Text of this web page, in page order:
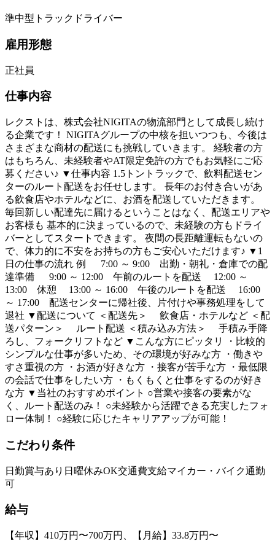
準中型トラックドライバー
雇用形態
正社員
仕事内容
レクストは、株式会社NIGITAの物流部門として成長し続け
る企業です！ NIGITAグループの中核を担いつつも、今後は
さまざまな商材の配送にも挑戦していきます。 経験者の方
はもちろん、未経験者やAT限定免許の方でもお気軽にご応
募ください♪ ▼仕事内容 1.5トントラックで、飲料配送セン
ターのルート配送をお任せします。 長年のお付き合いがあ
る飲食店やホテルなどに、お酒を配送していただきます。
毎回新しい配達先に届けるということはなく、配送エリアや
お客様も 基本的に決まっているので、未経験の方もドライ
バーとしてスタートできます。 夜間の長距離運転もないの
で、体力的に不安をお持ちの方もご安心いただけます♪ ▼1
日の仕事の流れ 例 7:00 ～ 9:00 出勤・朝礼・倉庫での配
達準備 9:00 ～ 12:00 午前のルートを配送 12:00 ～
13:00 休憩 13:00 ～ 16:00 午後のルートを配送 16:00
～ 17:00 配送センターに帰社後、片付けや事務処理をして
退社 ▼配送について ＜配送先＞ 飲食店・ホテルなど ＜配
送パターン＞ ルート配送 ＜積み込み方法＞ 手積み手降
ろし、フォークリフトなど ▼こんな方にピッタリ ・比較的
シンプルな仕事が多いため、その環境が好みな方 ・働きや
すさ重視の方 ・お酒が好きな方 ・接客が苦手な方 ・最低限
の会話で仕事をしたい方 ・もくもくと仕事をするのが好き
な方 ▼当社のおすすめポイント ○営業や接客の要素がな
く、ルート配送のみ！ ○未経験から活躍できる充実したフォ
ロー体制！ ○経験に応じたキャリアアップが可能！
こだわり条件
日勤賞与あり 日曜休みOK交通費支給マイカー・バイク通勤
可
給与
【年収】410万円〜700万円、【月給】33.8万円〜